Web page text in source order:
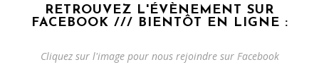
RETROUVEZ L'ÉVÈNEMENT SUR
FACEBOOK /// BIENTÔT EN LIGNE :
Cliquez sur l'image pour nous rejoindre sur Facebook